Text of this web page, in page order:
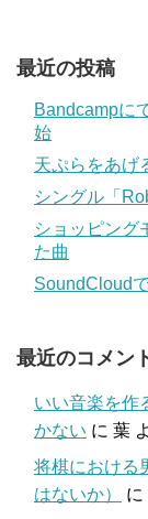
最近の投稿
Bandcampに
始
天ぷらをあげ
シングル「
ショッピング
た曲
SoundCloud
最近のコメン
いい音楽を作
かない に 葉
将棋における
はないか）
に